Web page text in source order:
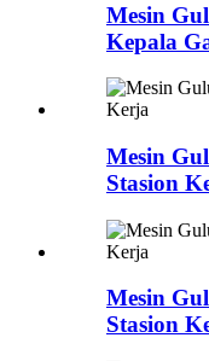
Mesin
Kepala
Mesin
Stasion
Mesin
Stasion